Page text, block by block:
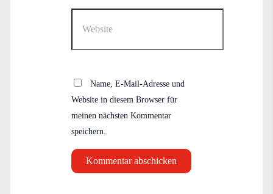
Name, E-Mail-Adresse und
Website in diesem Browser für
meinen nächsten Kommentar
speichern.